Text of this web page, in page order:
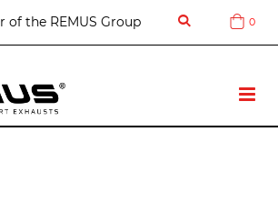
of the REMUS Group Cart
0
T
g